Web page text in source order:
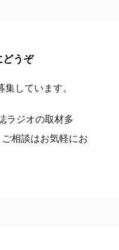
どうぞ
しています。
ラジオの取材多
相談はお気軽にお